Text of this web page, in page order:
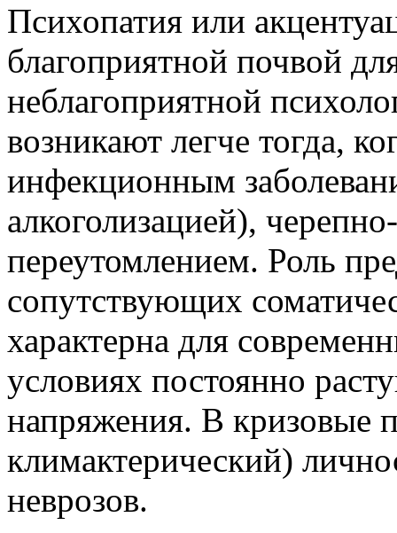
Психопатия или
благоприятной почвой
неблагоприятной
возникают легче тогда,
инфекционным
алкоголизацией),
переутомлением. Роль
сопутствующих
характерна для
условиях постоянно
напряжения. В кризовые
климактерический)
неврозов.